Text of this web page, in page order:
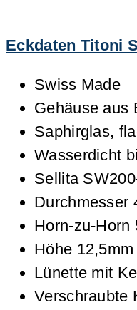
Eckdaten Titoni
Swiss Made
Gehäuse aus
Saphirglas,
Wasserdicht
Sellita
Durchmesser
Horn-zu-Horn
Höhe 12,5mm
Lünette mit
Verschraubte